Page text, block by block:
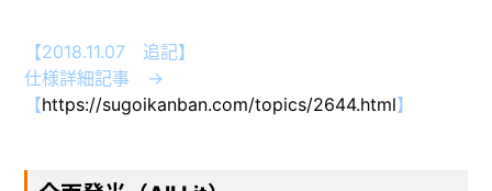
【2018.11.07 追記】
仕様詳細記事 →
【https://sugoikanban.com/topics/2644.html】